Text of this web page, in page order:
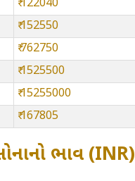
₹ 122040
₹ 152550
₹ 762750
₹ 1525500
₹ 15255000
₹ 167805
ભાવ (INR)